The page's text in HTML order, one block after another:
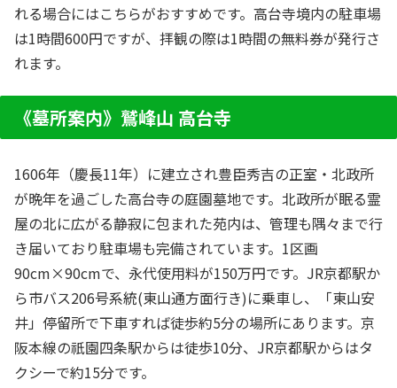
れる場合にはこちらがおすすめです。高台寺境内の駐車場
は1時間600円ですが、拝観の際は1時間の無料券が発行さ
れます。
《墓所案内》鷲峰山 高台寺
1606年（慶長11年）に建立され豊臣秀吉の正室・北政所
が晩年を過ごした高台寺の庭園墓地です。北政所が眠る霊
屋の北に広がる静寂に包まれた苑内は、管理も隅々まで行
き届いており駐車場も完備されています。1区画
90cm×90cmで、永代使用料が150万円です。JR京都駅か
ら市バス206号系統(東山通方面行き)に乗車し、「東山安
井」停留所で下車すれば徒歩約5分の場所にあります。京
阪本線の祇園四条駅からは徒歩10分、JR京都駅からはタ
クシーで約15分です。